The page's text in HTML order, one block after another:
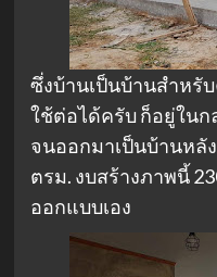
ซึ่งบ้านเป็นบ้านสำหรั
ใช้ต่อได้ครับ ก็อยู่ใน
จนออกมาเป็นบ้านหลั
ตรม. งบสร้างภาพนี้
ออกแบบเอง